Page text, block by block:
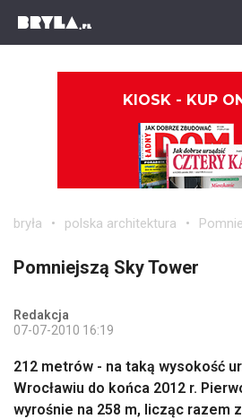
KIOSK - KUP
bryła polska architektura
Pomniejszą Sky Tower
Redakcja
07-07-2010 16:19
212 metrów - na taką wysokość
Wrocławiu do końca 2012 r.
wyrośnie na 258 m, licząc razem